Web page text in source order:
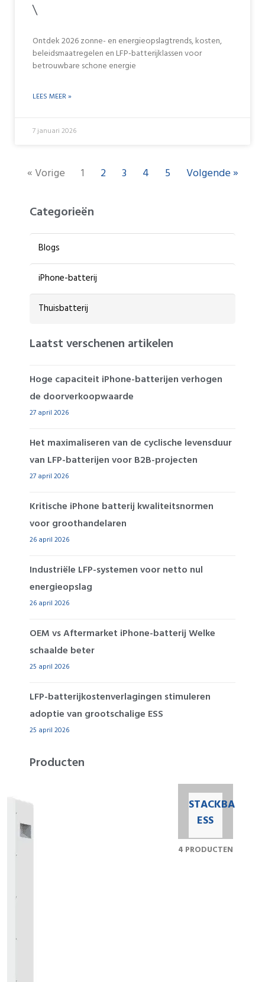
Categorieën
Blogs
iPhone-batterij
Thuisbatterij
Laatst verschenen artikelen
Hoge capaciteit iPhone-batterijen verhogen
de doorverkoopwaarde
27 april 2026
Het maximaliseren van de cyclische levensduur
van LFP-batterijen voor B2B-projecten
27 april 2026
Kritische iPhone batterij kwaliteitsnormen
voor groothandelaren
26 april 2026
Industriële LFP-systemen voor netto nul
energieopslag
26 april 2026
OEM vs Aftermarket iPhone-batterij Welke
schaalde beter
25 april 2026
LFP-batterijkostenverlagingen stimuleren
adoptie van grootschalige ESS
25 april 2026
Producten
\
Ontdek 2026 zonne- en energieopslagtrends, kosten,
beleidsmaatregelen en LFP-batterijklassen voor
betrouwbare schone energie
LEES MEER »
7 januari 2026
« Vorige 1 2 3 4 5 Volgende »